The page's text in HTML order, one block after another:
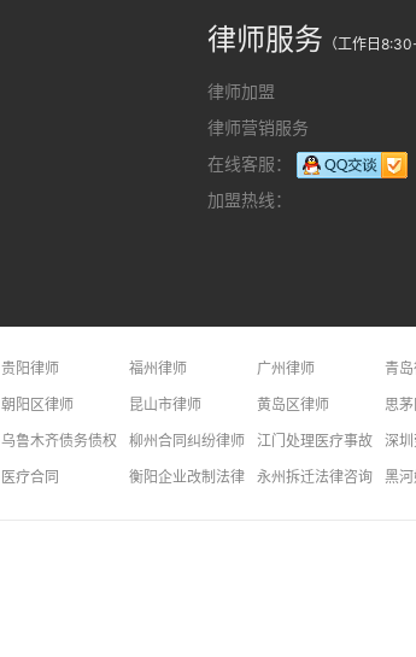
律师服务 （工作日
律师加盟
律师营销服务
在线客服：
加盟热线：
贵阳律师 福州律师 广州律师 青
昆明律师 深圳律师 西安律师 杭
朝阳区律师 昆山市律师 黄岛区律师 思
题律师
乌鲁木齐债务债权律师柳州合同纠纷律师 江门处理医疗事故纠纷
深
天津处理分家产问题律师衢州处理物业管理问题律师大连处理二手房问题律师
兴
罪
医疗合同 衡阳企业改制法律咨询永州拆迁法律咨询 黑